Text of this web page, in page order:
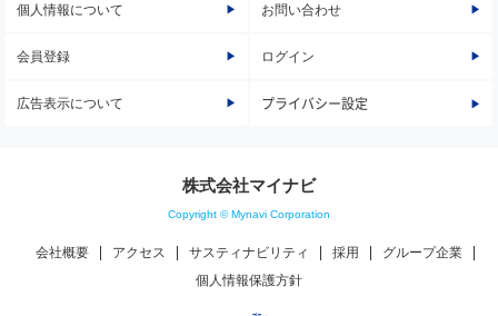
個人情報について お問い合わせ
会員登録 ログイン
広告表示について プライバシー設定
株式会社マイナビ
Copyright © Mynavi Corporation
会社概要 アクセス サスティナビリティ 採用
グループ企業
個人情報保護方針